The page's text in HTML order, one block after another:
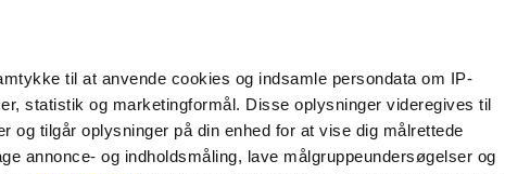
til at anvende cookies og indsamle persondata om IP-
statistik og marketingformål. Disse oplysninger videregives til
og tilgår oplysninger på din enhed for at vise dig målrettede
annonce- og indholdsmåling, lave målgruppeundersøgelser og